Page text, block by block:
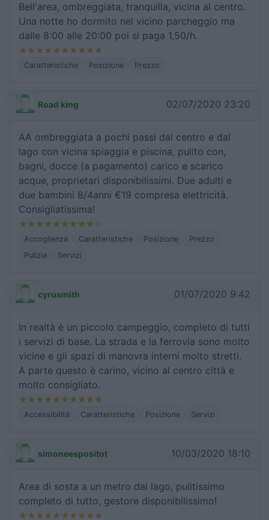
Bell'area, ombreggiata, tranquilla, vicina al centro.
Una notte ho dormito nel vicino parcheggio ma
dalle 8:00 alle 20:00 poi si paga 1,50/h.
Caratteristiche Posizione Prezzo
Road king 02/07/2020 23:20
AA ombreggiata a pochi passi dal centro e dal
lago con vicina spiaggia e piscina, pulito con,
bagni, docce (a pagamento) carico e scarico
acque, proprietari disponibilissimi. Due adulti e
due bambini 8/4anni €19 compresa elettricità.
Consigliatissima!
Accoglienza Caratteristiche Posizione
Prezzo
Pulizia
Servizi
cyrusmith 01/07/2020 9:42
In realtà è un piccolo campeggio, completo di tutti
i servizi di base. La strada e la ferrovia sono molto
vicine e gli spazi di manovra interni molto stretti.
A parte questo è carino, vicino al centro città e
molto consigliato.
Accessibilità Caratteristiche Posizione Servizi
simoneespositot 10/03/2020 18:10
Area di sosta a un metro dal lago, pulitissimo
completo di tutto, gestore disponibilissimo!